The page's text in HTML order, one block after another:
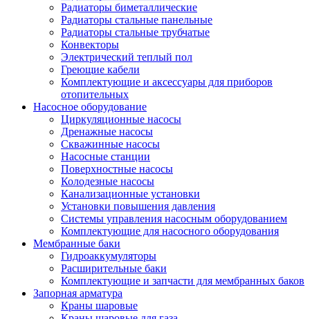
Радиаторы биметаллические
Радиаторы стальные панельные
Радиаторы стальные трубчатые
Конвекторы
Электрический теплый пол
Греющие кабели
Комплектующие и аксессуары для приборов
отопительных
Насосное оборудование
Циркуляционные насосы
Дренажные насосы
Скважинные насосы
Насосные станции
Поверхностные насосы
Колодезные насосы
Канализационные установки
Установки повышения давления
Системы управления насосным оборудованием
Комплектующие для насосного оборудования
Мембранные баки
Гидроаккумуляторы
Расширительные баки
Комплектующие и запчасти для мембранных баков
Запорная арматура
Краны шаровые